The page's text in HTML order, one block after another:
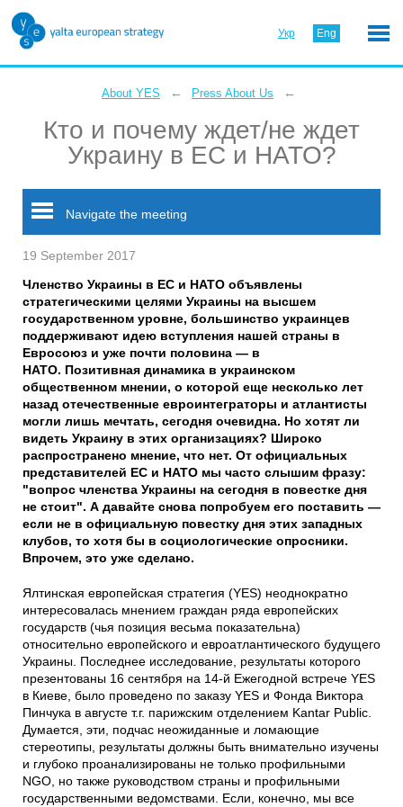
Укр Eng
About YES ← Press About Us ←
Кто и почему ждет/не ждет
Украину в ЕС и НАТО?
Navigate the meeting
19 September 2017
Членство Украины в ЕС и НАТО объявлены
стратегическими целями Украины на высшем
государственном уровне, большинство украинцев
поддерживают идею вступления нашей страны в
Евросоюз и уже почти половина — в
НАТО. Позитивная динамика в украинском
общественном мнении, о которой еще несколько лет
назад отечественные евроинтеграторы и атлантисты
могли лишь мечтать, сегодня очевидна. Но хотят ли
видеть Украину в этих организациях? Широко
распространено мнение, что нет. От официальных
представителей ЕС и НАТО мы часто слышим фразу:
"вопрос членства Украины на сегодня в повестке дня
не стоит". А давайте снова попробуем его поставить —
если не в официальную повестку дня этих западных
клубов, то хотя бы в социологические опросники.
Впрочем, это уже сделано.
Ялтинская европейская стратегия (YES) неоднократно
интересовалась мнением граждан ряда европейских
государств (чья позиция весьма показательна)
относительно европейского и евроатлантического будущего
Украины. Последнее исследование, результаты которого
презентованы 16 сентября на 14-й Ежегодной встрече YES
в Киеве, было проведено по заказу YES и Фонда Виктора
Пинчука в августе т.г. парижским отделением Kantar Public.
Думается, эти, подчас неожиданные и ломающие
стереотипы, результаты должны быть внимательно изучены
и глубоко проанализированы не только профильными
NGO, но также руководством страны и профильными
государственными ведомствами. Если, конечно, мы все